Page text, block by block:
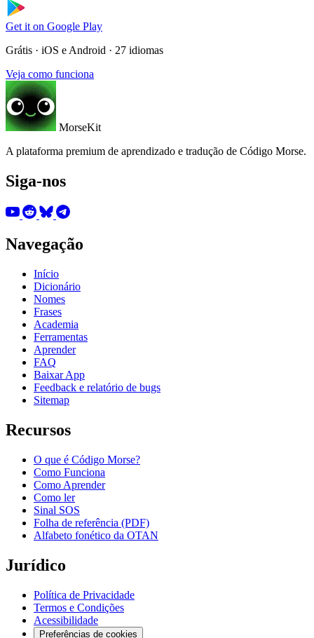
Get it on Google Play
Grátis · iOS e Android · 27 idiomas
Veja como funciona
MorseKit
A plataforma premium de aprendizado e tradução de Código Morse.
Siga-nos
Navegação
Início
Dicionário
Nomes
Frases
Academia
Ferramentas
Aprender
FAQ
Baixar App
Feedback e relatório de bugs
Sitemap
Recursos
O que é Código Morse?
Como Funciona
Como Aprender
Como ler
Sinal SOS
Folha de referência (PDF)
Alfabeto fonético da OTAN
Jurídico
Política de Privacidade
Termos e Condições
Acessibilidade
Preferências de cookies